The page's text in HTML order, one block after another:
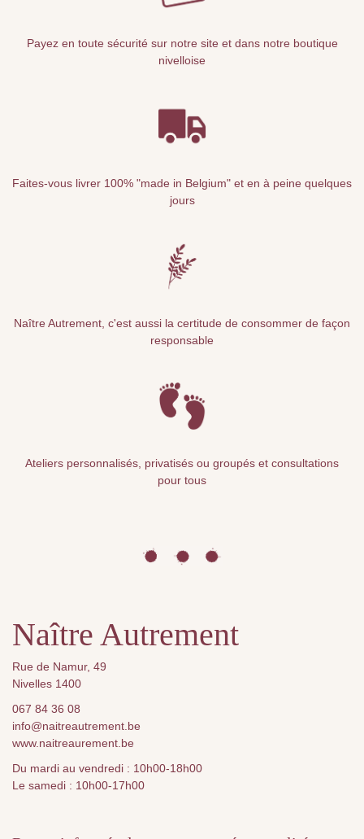
Payez en toute sécurité sur notre site et dans notre boutique
nivelloise
Faites-vous livrer 100% "made in Belgium" et en à peine quelques
jours
Naître Autrement, c'est aussi la certitude de consommer de façon
responsable
Ateliers personnalisés, privatisés ou groupés et consultations
pour tous
Naître Autrement
Rue de Namur, 49
Nivelles 1400
067 84 36 08
info@naitreautrement.be
www.naitreaurement.be
Du mardi au vendredi : 10h00-18h00
Le samedi : 10h00-17h00